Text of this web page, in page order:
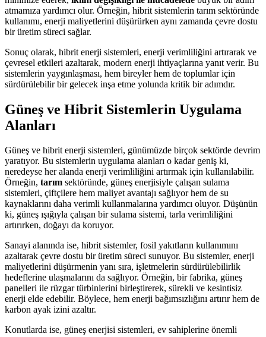
atmamıza yardımcı olur. Örneğin, hibrit sistemlerin tarım sektöründe
kullanımı, enerji maliyetlerini düşürürken aynı zamanda çevre dostu
bir üretim süreci sağlar.
Sonuç olarak, hibrit enerji sistemleri, enerji verimliliğini artırarak ve
çevresel etkileri azaltarak, modern enerji ihtiyaçlarına yanıt verir. Bu
sistemlerin yaygınlaşması, hem bireyler hem de toplumlar için
sürdürülebilir bir gelecek inşa etme yolunda kritik bir adımdır.
Güneş ve Hibrit Sistemlerin Uygulama
Alanları
Güneş ve hibrit enerji sistemleri, günümüzde birçok sektörde devrim
yaratıyor. Bu sistemlerin uygulama alanları o kadar geniş ki,
neredeyse her alanda enerji verimliliğini artırmak için kullanılabilir.
Örneğin, tarım sektöründe, güneş enerjisiyle çalışan sulama
sistemleri, çiftçilere hem maliyet avantajı sağlıyor hem de su
kaynaklarını daha verimli kullanmalarına yardımcı oluyor. Düşünün
ki, güneş ışığıyla çalışan bir sulama sistemi, tarla verimliliğini
artırırken, doğayı da koruyor.
Sanayi alanında ise, hibrit sistemler, fosil yakıtların kullanımını
azaltarak çevre dostu bir üretim süreci sunuyor. Bu sistemler, enerji
maliyetlerini düşürmenin yanı sıra, işletmelerin sürdürülebilirlik
hedeflerine ulaşmalarını da sağlıyor. Örneğin, bir fabrika, güneş
panelleri ile rüzgar türbinlerini birleştirerek, sürekli ve kesintisiz
enerji elde edebilir. Böylece, hem enerji bağımsızlığını artırır hem de
karbon ayak izini azaltır.
Konutlarda ise, güneş enerjisi sistemleri, ev sahiplerine önemli